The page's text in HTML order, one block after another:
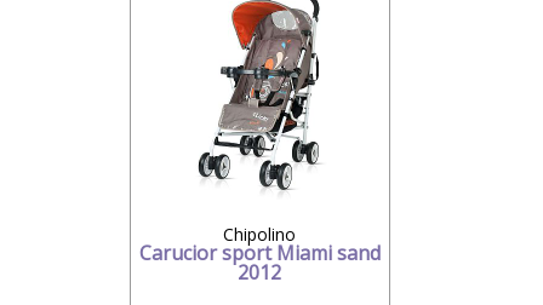
Chipolino
Carucior sport Miami sand
2012